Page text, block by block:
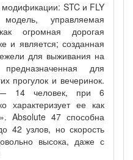
STC и FLY
управляемая
огромная дорогая
и является; созданная
для выживания на
для
прогулок и вечеринок.
— 14 человек, при 6
характеризует ее как
Absolute 47 способна
42 узлов, но скорость
высока, даже с